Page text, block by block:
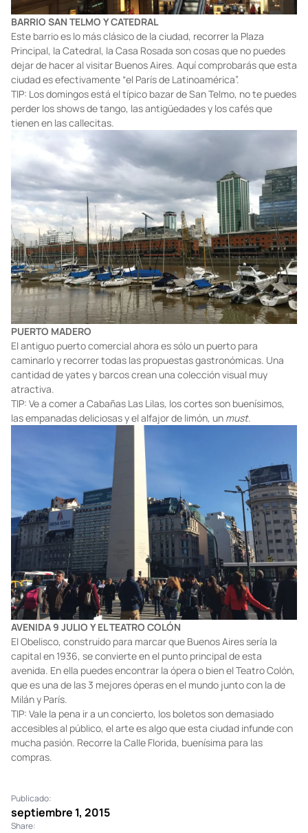
BARRIO SAN TELMO Y CATEDRAL
Este barrio es lo más clásico de la ciudad, recorrer la Plaza
Principal, la Catedral, la Casa Rosada son cosas que no puedes
dejar de hacer al visitar Buenos Aires. Aquí comprobarás que esta
ciudad es efectivamente “el París de Latinoamérica”.
TIP: Los domingos está el típico bazar de San Telmo, no te puedes
perder los shows de tango, las antigüedades y los cafés que
tienen en las callecitas.
PUERTO MADERO
El antiguo puerto comercial ahora es sólo un puerto para
caminarlo y recorrer todas las propuestas gastronómicas. Una
cantidad de yates y barcos crean una colección visual muy
atractiva.
TIP: Ve a comer a Cabañas Las Lilas, los cortes son buenísimos,
las empanadas deliciosas y el alfajor de limón, un must.
AVENIDA 9 JULIO Y EL TEATRO COLÓN
El Obelisco, construido para marcar que Buenos Aires sería la
capital en 1936, se convierte en el punto principal de esta
avenida. En ella puedes encontrar la ópera o bien el Teatro Colón,
que es una de las 3 mejores óperas en el mundo junto con la de
Milán y París.
TIP: Vale la pena ir a un concierto, los boletos son demasiado
accesibles al público, el arte es algo que esta ciudad infunde con
mucha pasión. Recorre la Calle Florida, buenísima para las
compras.
Publicado:
septiembre 1, 2015
Share: